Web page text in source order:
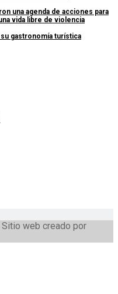
una agenda de acciones para
vida libre de violencia
gastronomía turística
web creado por